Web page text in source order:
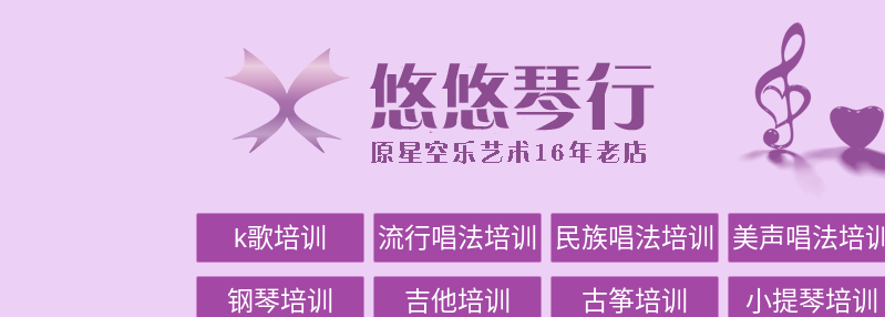
k歌培训 流行唱法培训 民族唱法培训 美声唱法培训
钢琴培训 吉他培训 古筝培训 小提琴培训